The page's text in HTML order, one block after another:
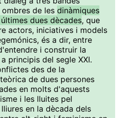
de les dinàmiques
dues dècades, que
actors, iniciatives i models
és a dir, entre
i construir la
principis del segle XXI.
des de la
de dues persones
en molts d'aquests
i les lluites pel
en la dècada dels